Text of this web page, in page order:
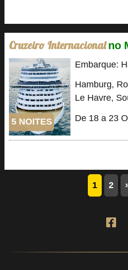
Cruzeiro Internacional no
5 NOITES
Embarque:
Hamburg,
Le Havre,
De 18 a 23
1 2